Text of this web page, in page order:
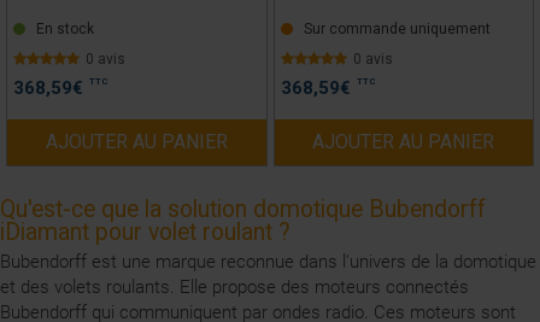
Qu'est-ce que la solution domotique Bubendorff
iDiamant pour volet roulant ?
Bubendorff est une marque reconnue dans l'univers de la domotique
et des volets roulants. Elle propose des moteurs connectés
Bubendorff qui communiquent par ondes radio. Ces moteurs sont
En stock
0 avis
368,59€ TTC
AJOUTER AU PANIER
Sur commande uniquement
0 avis
368,59€ TTC
AJOUTER AU PANIER